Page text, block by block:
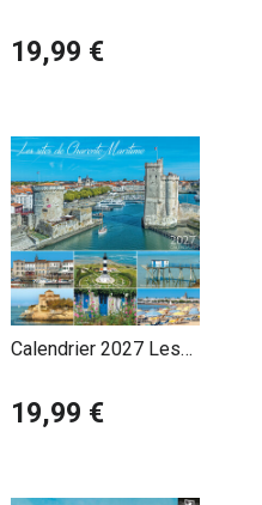
19,99 €
Calendrier 2027 Les
Charente Maritime
19,99 €